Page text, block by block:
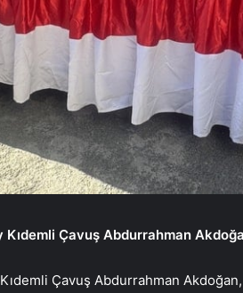
Çavuş Abdurrahman
Çavuş Abdurrahman